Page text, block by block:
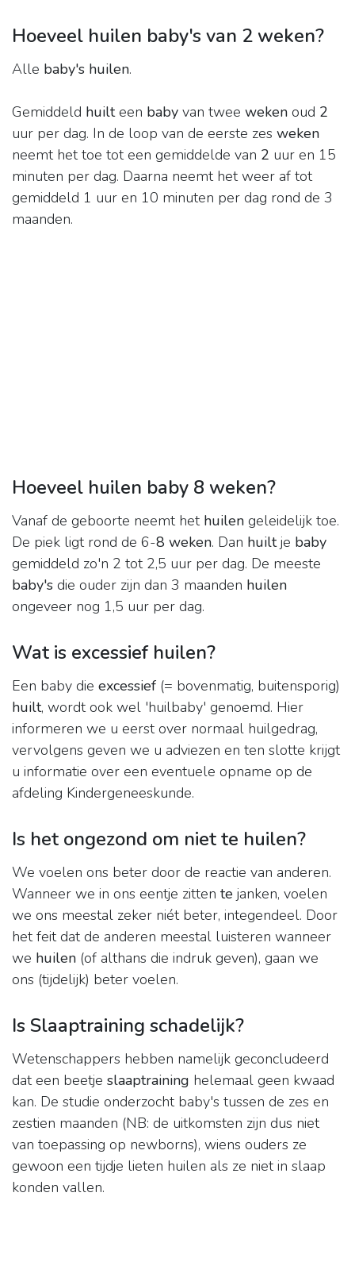
Hoeveel huilen baby's van 2 weken?
Alle baby's huilen.
Gemiddeld huilteen baby van twee weken oud 2
uur per dag. In de loop van de eerste zes weken
neemt het toe tot een gemiddelde van 2 uur en 15
minuten per dag. Daarna neemt het weer af tot
gemiddeld 1 uur en 10 minuten per dag rond de 3
maanden.
Hoeveel huilen baby 8 weken?
Vanaf de geboorte neemt het huilen geleidelijk toe.
De piek ligt rond de 6-8 weken. Dan huiltje baby
gemiddeld zo'n 2 tot 2,5 uur per dag. De meeste
baby's die ouder zijn dan 3 maanden huilen
ongeveer nog 1,5 uur per dag.
Wat is excessief huilen?
Een baby die excessief (= bovenmatig, buitensporig)
huilt, wordt ook wel 'huilbaby' genoemd. Hier
informeren we u eerst over normaal huilgedrag,
vervolgens geven we u adviezen en ten slotte krijgt
u informatie over een eventuele opname op de
afdeling Kindergeneeskunde.
Is het ongezond om niet te huilen?
We voelen ons beter door de reactie van anderen.
Wanneer we in ons eentje zitten te janken, voelen
we ons meestal zeker niét beter, integendeel. Door
het feit dat de anderen meestal luisteren wanneer
we huilen (of althans die indruk geven), gaan we
ons (tijdelijk) beter voelen.
Is Slaaptraining schadelijk?
Wetenschappers hebben namelijk geconcludeerd
dat een beetje slaaptraining helemaal geen kwaad
kan. De studie onderzocht baby's tussen de zes en
zestien maanden (NB: de uitkomsten zijn dus niet
van toepassing op newborns), wiens ouders ze
gewoon een tijdje lieten huilen als ze niet in slaap
konden vallen.